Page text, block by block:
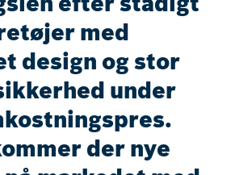
med
design og stor
under
der nye